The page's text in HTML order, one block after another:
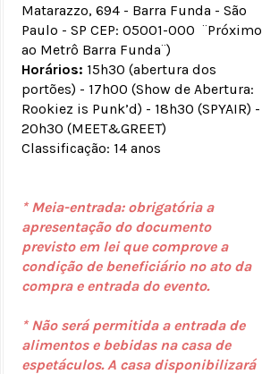
Matarazzo, 694 - Barra Funda - São
Paulo - SP CEP: 05001-000 ¨Próximo
ao Metrô Barra Funda¨)
Horários: 15h30 (abertura dos
portões) - 17h00 (Show de Abertura:
Rookiez is Punk’d) - 18h30 (SPYAIR) -
20h30 (MEET&GREET)
Classificação: 14 anos
* Meia-entrada: obrigatória a
apresentação do documento
previsto em lei que comprove a
condição de beneficiário no ato da
compra e entrada do evento.
* Não será permitida a entrada de
alimentos e bebidas na casa de
espetáculos. A casa disponibilizará